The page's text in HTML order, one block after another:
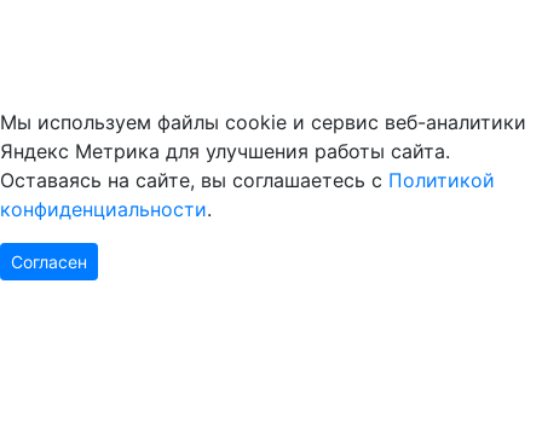
Мы используем файлы cookie и сервис веб-аналитики
Яндекс Метрика для улучшения работы сайта.
Оставаясь на сайте, вы соглашаетесь с Политикой
конфиденциальности.
Согласен